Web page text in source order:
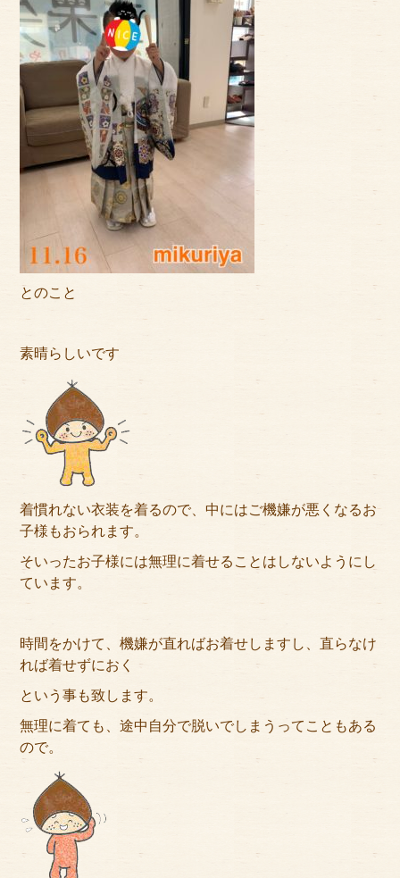
とのこと
素晴らしいです
着慣れない衣装を着るので、中にはご機嫌が悪くなるお
子様もおられます。
そいったお子様には無理に着せることはしないようにし
ています。
時間をかけて、機嫌が直ればお着せしますし、直らなけ
れば着せずにおく
という事も致します。
無理に着ても、途中自分で脱いでしまうってこともある
ので。